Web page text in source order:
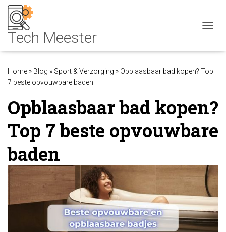
Home » Blog » Sport & Verzorging » Opblaasbaar bad kopen? Top
7 beste opvouwbare baden
Opblaasbaar bad kopen?
Top 7 beste opvouwbare
baden